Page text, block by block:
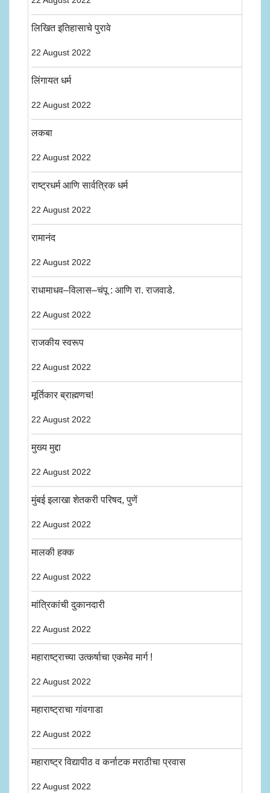
लिखित इतिहासाचे पुरावे
22 August 2022
लिंगायत धर्म
22 August 2022
लकबा
22 August 2022
राष्ट्रधर्म आणि सार्वत्रिक धर्म
22 August 2022
रामानंद
22 August 2022
राधामाधव–विलास–चंपू : आणि रा. राजवाडे.
22 August 2022
राजकीय स्वरूप
22 August 2022
मूर्तिकार ब्राह्मणच!
22 August 2022
मुख्य मुद्दा
22 August 2022
मुंबई इलाखा शेतकरी परिषद, पुणें
22 August 2022
मालकी हक्क
22 August 2022
मांत्रिकांची दुकानदारी
22 August 2022
महाराष्ट्राच्या उत्कर्षाचा एकमेव मार्ग !
22 August 2022
महाराष्ट्राचा गांवगाडा
22 August 2022
महाराष्ट्र विद्यापीठ व कर्नाटक मराठीचा प्रवास
22 August 2022